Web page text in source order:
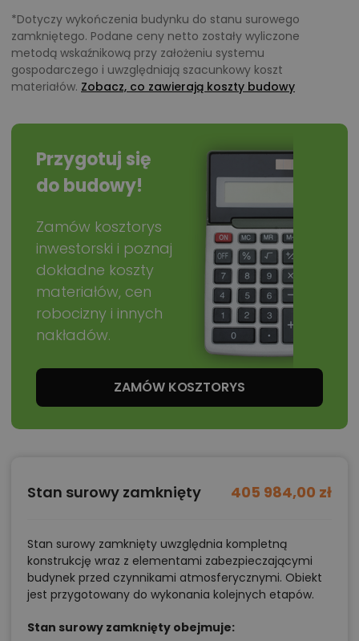
*Dotyczy wykończenia budynku do stanu surowego
zamkniętego. Podane ceny netto zostały wyliczone
metodą wskaźnikową przy założeniu systemu
gospodarczego i uwzględniają szacunkowy koszt
materiałów. Zobacz, co zawierają koszty budowy
Przygotuj się
do budowy!
Zamów kosztorys
inwestorski i poznaj
dokładne koszty
materiałów, cen
robocizny i innych
nakładów.
ZAMÓW KOSZTORYS
Stan surowy zamknięty 405 984,00 zł
Stan surowy zamknięty uwzględnia kompletną
konstrukcję wraz z elementami zabezpieczającymi
budynek przed czynnikami atmosferycznymi. Obiekt
jest przygotowany do wykonania kolejnych etapów.
Stan surowy zamknięty obejmuje: